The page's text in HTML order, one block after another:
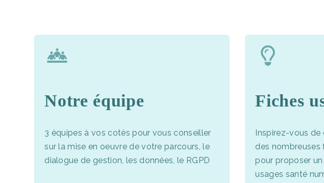
Notre équipe
3 équipes à vos cotés pour vous conseiller
sur la mise en oeuvre de votre parcours, le
dialogue de gestion, les données, le RGPD
Fiches
Inspirez-vous
des nombreuses
pour proposer
usages santé